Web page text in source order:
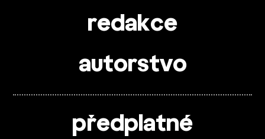
redakce
autorstvo
předplatné